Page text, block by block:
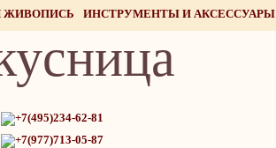
ЖИВОПИСЬ
ИНСТРУМЕНТЫ И АКСЕССУАРЫ
+7(495)234-62-81
+7(977)713-05-87